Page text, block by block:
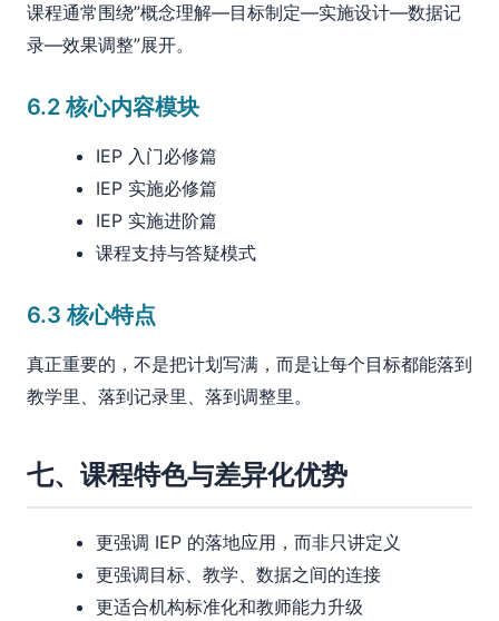
课程通常围绕”概念理解—目标制定—实施设计—数据记
录—效果调整”展开。
6.2 核心内容模块
IEP 入门必修篇
IEP 实施必修篇
IEP 实施进阶篇
课程支持与答疑模式
6.3 核心特点
真正重要的，不是把计划写满，而是让每个目标都能落到
教学里、落到记录里、落到调整里。
七、课程特色与差异化优势
更强调 IEP 的落地应用，而非只讲定义
更强调目标、教学、数据之间的连接
更适合机构标准化和教师能力升级